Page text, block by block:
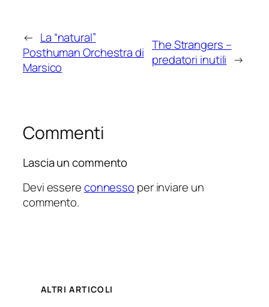
← La “natural”
Posthuman Orchestra di
Marsico
The Strangers –
predatori inutili →
Commenti
Lascia un commento
Devi essereconnesso per inviare un
commento.
ALTRI ARTICOLI